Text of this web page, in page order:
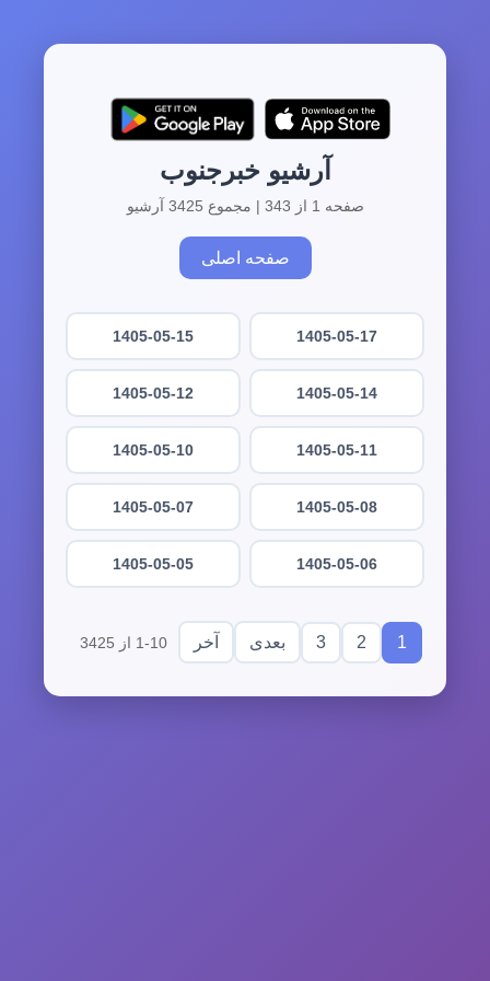
آرشیو خبرجنوب
صفحه 1 از 343 | مجموع 3425 آرشیو
صفحه اصلی
1405-05-17
1405-05-15
1405-05-14
1405-05-12
1405-05-11
1405-05-10
1405-05-08
1405-05-07
1405-05-06
1405-05-05
1
2
3 بعدی آخر 1-10 از 3425